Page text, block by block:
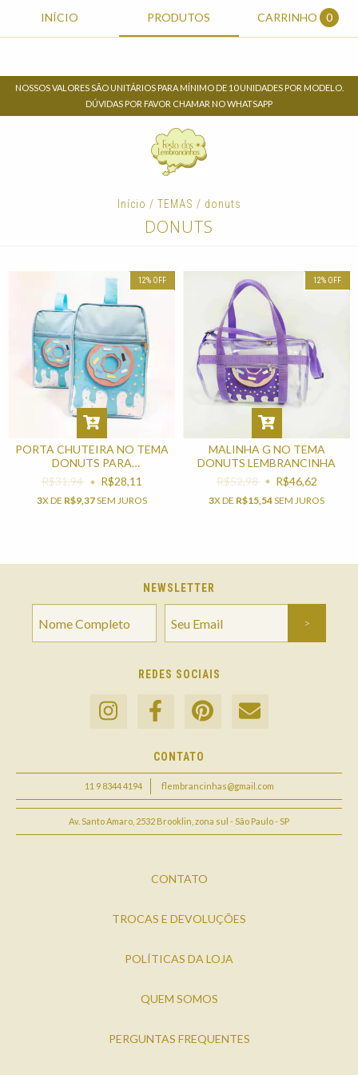
INÍCIO PRODUTOS CARRINHO 0
NOSSOS VALORES SÃO UNITÁRIOS PARA MÍNIMO DE 10 UNIDADES POR MODELO.
DÚVIDAS POR FAVOR CHAMAR NO WHATSAPP
Início / TEMAS / donuts
DONUTS
12% OFF
PORTA CHUTEIRA NO TEMA
DONUTS PARA
LEMBRANCINHA
R$31,94 R$28,11
3X DE R$9,37SEM JUROS
12% OFF
MALINHA G NO TEMA
DONUTS LEMBRANCINHA
R$52,98
R$46,62
3X DE R$15,54SEM JUROS
NEWSLETTER
REDES SOCIAIS
CONTATO
11 9 8344 4194 flembrancinhas@gmail.com
Av. Santo Amaro, 2532 Brooklin, zona sul - São Paulo - SP
CONTATO
TROCAS E DEVOLUÇÕES
POLÍTICAS DA LOJA
QUEM SOMOS
PERGUNTAS FREQUENTES